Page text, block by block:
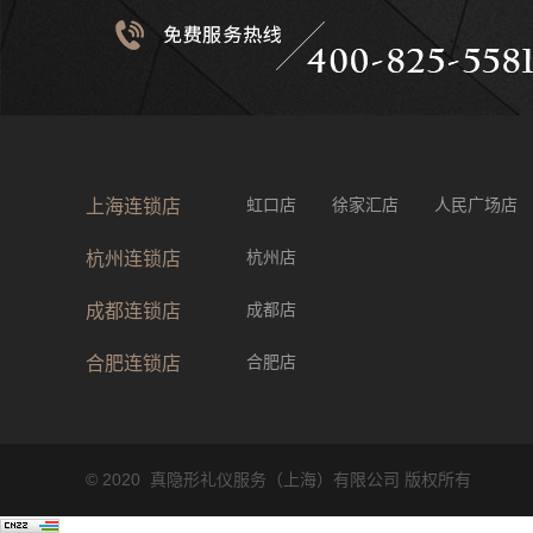
上海连锁店 虹口店 徐家汇店 人民广场店
杭州连锁店 杭州店
成都连锁店 成都店
合肥连锁店 合肥店
© 2020 真隐形礼仪服务（上海）有限公司 版权所有